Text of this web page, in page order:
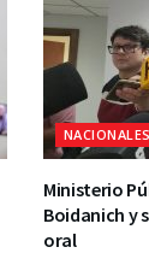
NACIONALES
Ministerio
Boidanich y
oral